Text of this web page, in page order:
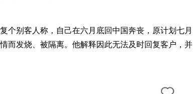
个别客人称，自己在六月底回中国奔丧，原计划七月
而发烧、被隔离。他解释因此无法及时回复客户，并